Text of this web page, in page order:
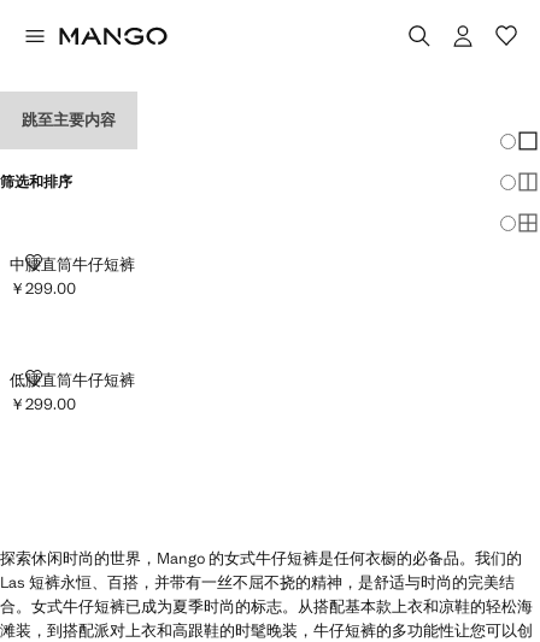
跳至主要内容
女式牛仔短裤
筛选和排序
改变
显
显
显
中腰直筒牛仔短裤
中腰直筒牛仔短裤
当前价格 [￥299.00 ]
￥299.00
低腰直筒牛仔短裤
低腰直筒牛仔短裤
当前价格 [￥299.00 ]
￥299.00
探索休闲时尚的世界，Mango 的女式牛仔短裤是任何衣橱的必备品。我们的
Las 短裤永恒、百搭，并带有一丝不屈不挠的精神，是舒适与时尚的完美结
合。女式牛仔短裤已成为夏季时尚的标志。从搭配基本款上衣和凉鞋的轻松海
滩装，到搭配派对上衣和高跟鞋的时髦晚装，牛仔短裤的多功能性让您可以创